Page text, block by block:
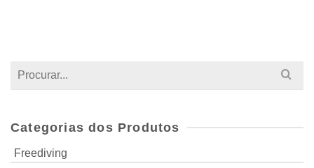
Search
Categorias dos Produtos
Freediving